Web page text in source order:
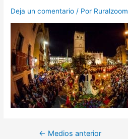
Deja un comentario / Por Ruralzoom
← Medios anterior